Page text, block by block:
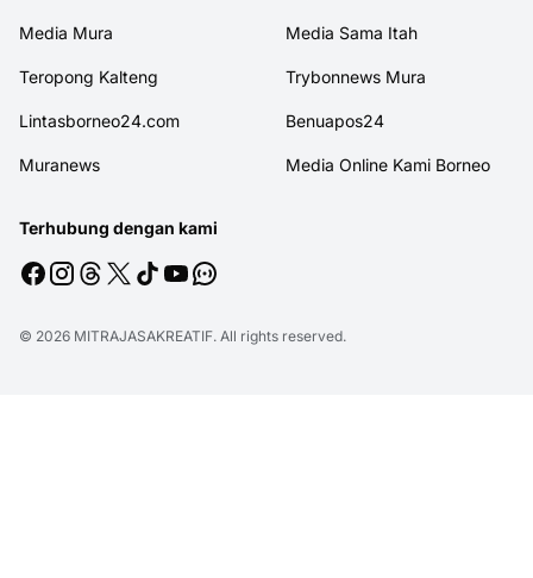
Media Mura Media Sama Itah
Teropong Kalteng Trybonnews Mura
Lintasborneo24.com Benuapos24
Muranews Media Online Kami Borneo
Terhubung dengan kami
© 2026 MITRAJASAKREATIF. All rights reserved.